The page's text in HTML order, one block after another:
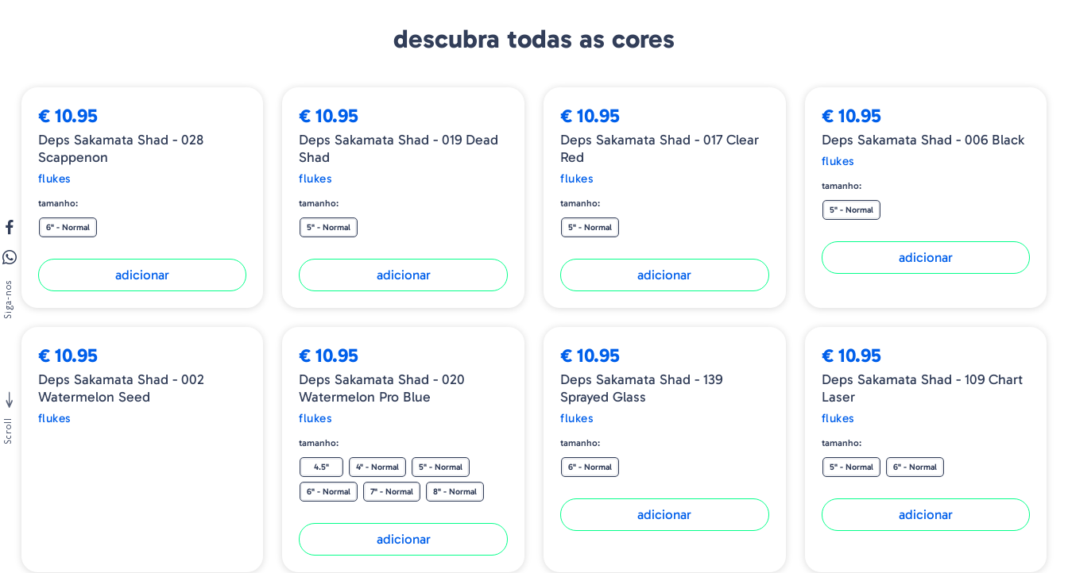
descubra todas as cores
€ 10.95
Deps Sakamata Shad - 028
Scappenon
flukes
tamanho:
6" - Normal
adicionar
€ 10.95
Deps Sakamata Shad - 019 Dead
Shad
flukes
tamanho:
5" - Normal
adicionar
€ 10.95
Deps Sakamata Shad - 017 Clear
Red
flukes
tamanho:
5" - Normal
adicionar
€ 10.95
Deps Sakamata Shad - 006 Black
flukes
tamanho:
5" - Normal
adicionar
€ 10.95
Deps Sakamata Shad - 002
Watermelon Seed
flukes
€ 10.95
Deps Sakamata Shad - 020
Watermelon Pro Blue
flukes
tamanho:
4.5" 4" - Normal 5" - Normal
6" - Normal 7" - Normal 8" - Normal
adicionar
€ 10.95
Deps Sakamata Shad - 139
Sprayed Glass
flukes
tamanho:
6" - Normal
adicionar
€ 10.95
Deps Sakamata Shad - 109 Chart
Laser
flukes
tamanho:
5" - Normal 6" - Normal
adicionar
Siga-nos
Scroll